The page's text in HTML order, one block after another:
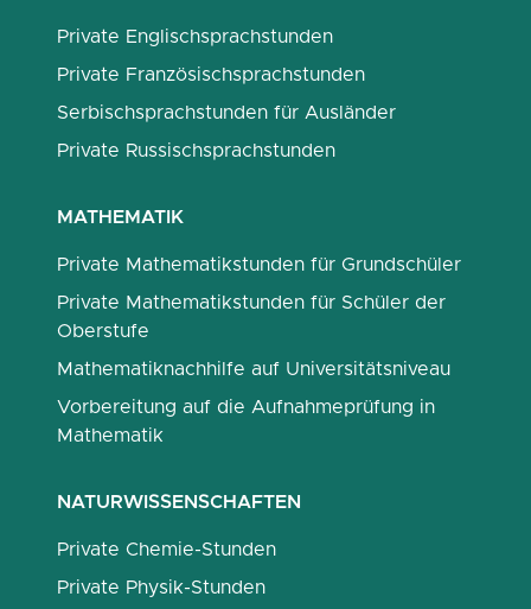
Private Englischsprachstunden
Private Französischsprachstunden
Serbischsprachstunden für Ausländer
Private Russischsprachstunden
MATHEMATIK
Private Mathematikstunden für Grundschüler
Private Mathematikstunden für Schüler der
Oberstufe
Mathematiknachhilfe auf Universitätsniveau
Vorbereitung auf die Aufnahmeprüfung in
Mathematik
NATURWISSENSCHAFTEN
Private Chemie-Stunden
Private Physik-Stunden